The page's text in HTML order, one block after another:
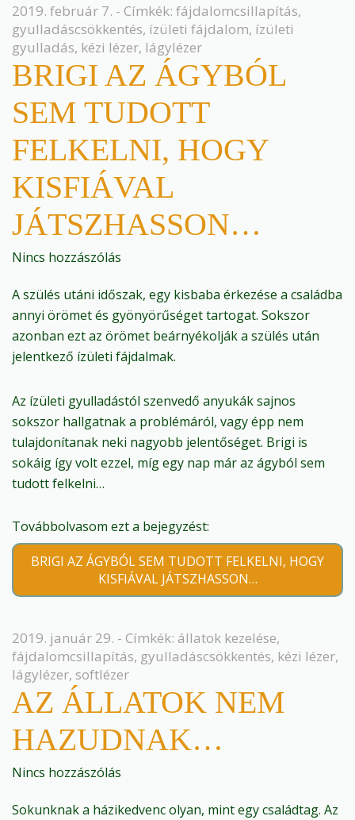
2019. február 7. - Címkék: fájdalomcsillapítás,
gyulladáscsökkentés, ízületi fájdalom, ízületi
gyulladás, kézi lézer, lágylézer
BRIGI AZ ÁGYBÓL
SEM TUDOTT
FELKELNI, HOGY
KISFIÁVAL
JÁTSZHASSON…
Nincs hozzászólás
A szülés utáni időszak, egy kisbaba érkezése a családba
annyi örömet és gyönyörűséget tartogat. Sokszor
azonban ezt az örömet beárnyékolják a szülés után
jelentkező ízületi fájdalmak.
Az ízületi gyulladástól szenvedő anyukák sajnos
sokszor hallgatnak a problémáról, vagy épp nem
tulajdonítanak neki nagyobb jelentőséget. Brigi is
sokáig így volt ezzel, míg egy nap már az ágyból sem
tudott felkelni…
Továbbolvasom ezt a bejegyzést:
BRIGI AZ ÁGYBÓL SEM TUDOTT FELKELNI, HOGY
KISFIÁVAL JÁTSZHASSON…
2019. január 29. - Címkék: állatok kezelése,
fájdalomcsillapítás, gyulladáscsökkentés, kézi lézer,
lágylézer, softlézer
AZ ÁLLATOK NEM
HAZUDNAK…
Nincs hozzászólás
Sokunknak a házikedvenc olyan, mint egy családtag. Az